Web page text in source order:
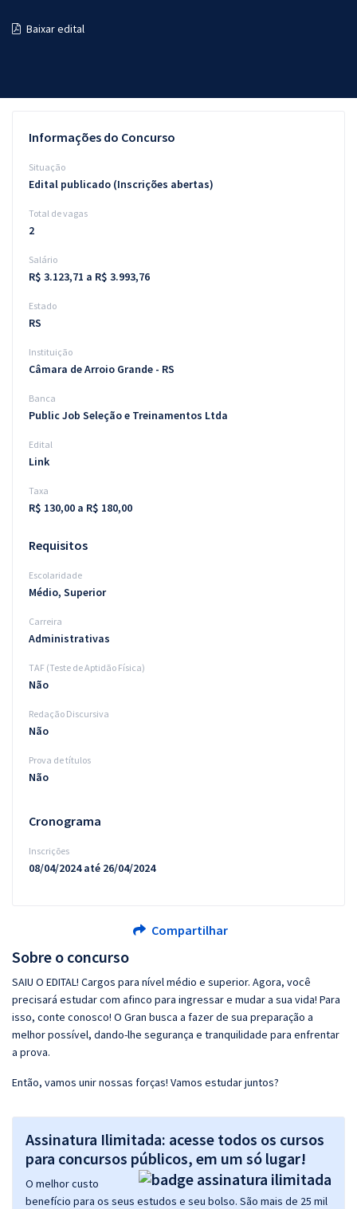
Questões grátis
Blog
Aprovados
Atendimento
Baixar edital
Sobre o concurso
SAIU O EDITAL! Cargos para nível médio e superior. Agora, você
precisará estudar com afinco para ingressar e mudar a sua vida! Para
isso, conte conosco! O Gran busca a fazer de sua preparação a
melhor possível, dando-lhe segurança e tranquilidade para enfrentar
a prova.
Então, vamos unir nossas forças! Vamos estudar juntos?
Assinatura Ilimitada: acesse todos os cursos
para concursos públicos, em um só lugar!
O melhor custo
benefício para os seus estudos e seu bolso. São mais de 25 mil
Informações do Concurso
Situação
Edital publicado (Inscrições abertas)
Total de vagas
2
Salário
R$ 3.123,71 a R$ 3.993,76
Estado
RS
Instituição
Câmara de Arroio Grande - RS
Banca
Public Job Seleção e Treinamentos Ltda
Edital
Link
Taxa
R$ 130,00 a R$ 180,00
Requisitos
Escolaridade
Médio, Superior
Carreira
Administrativas
TAF (Teste de Aptidão Física)
Não
Redação Discursiva
Não
Prova de títulos
Não
Cronograma
Inscrições
08/04/2024 até 26/04/2024
Compartilhar